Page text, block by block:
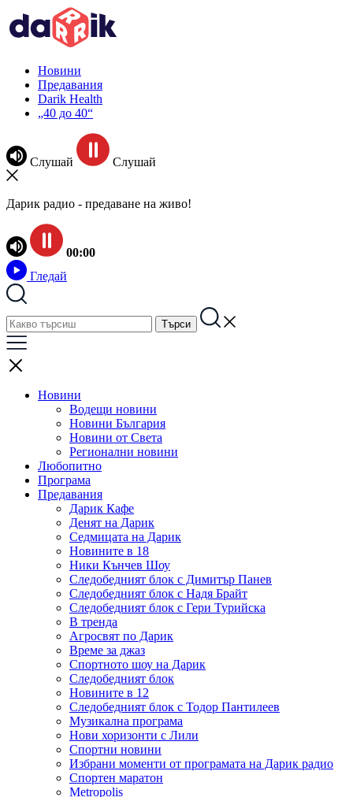
Новини
Предавания
Darik Health
„40 до 40“
Слушай Слушай
Дарик радио - предаване на живо!
00:00
Гледай
Новини
Водещи новини
Новини България
Новини от Света
Регионални новини
Любопитно
Програма
Предавания
Дарик Кафе
Денят на Дарик
Седмицата на Дарик
Новините в 18
Ники Кънчев Шоу
Следобедният блок с Димитър Панев
Следобедният блок с Надя Брайт
Следобедният блок с Гери Турийска
В тренда
Агросвят по Дарик
Време за джаз
Спортното шоу на Дарик
Следобедният блок
Новините в 12
Следобедният блок с Тодор Пантилеев
Музикална програма
Нови хоризонти с Лили
Спортни новини
Избрани моменти от програмата на Дарик радио
Спортен маратон
Metropolis